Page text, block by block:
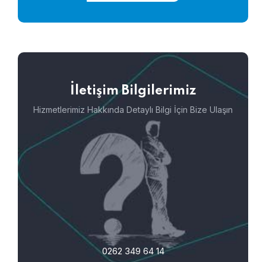
İletişim Bilgilerimiz
Hizmetlerimiz Hakkında Detaylı Bilgi İçin Bize Ulaşın
0262 349 64 14